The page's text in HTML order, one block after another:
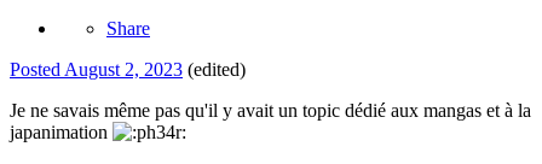
Share
Posted August 2, 2023 (edited)
Je ne savais même pas qu'il y avait un topic dédié aux mangas et à la
japanimation